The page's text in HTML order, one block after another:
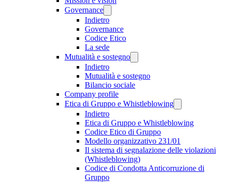
Governance
Indietro
Governance
Codice Etico
La sede
Mutualità e sostegno
Indietro
Mutualità e sostegno
Bilancio sociale
Company profile
Etica di Gruppo e Whistleblowing
Indietro
Etica di Gruppo e Whistleblowing
Codice Etico di Gruppo
Modello organizzativo 231/01
Il sistema di segnalazione delle violazioni
(Whistleblowing)
Codice di Condotta Anticorruzione di
Gruppo